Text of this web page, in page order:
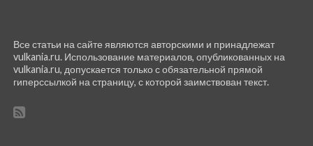
Все статьи на сайте являются авторскими и принадлежат
vulkania.ru. Использование материалов, опубликованных на
vulkania.ru, допускается только с обязательной прямой
гиперссылкой на страницу, с которой заимствован текст.